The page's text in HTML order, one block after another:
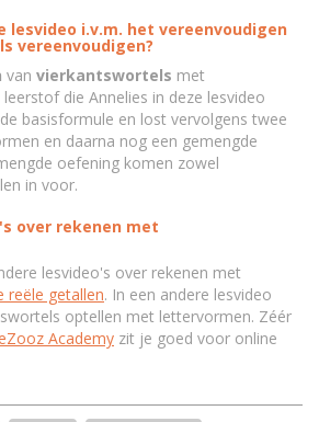
lesvideo i.v.m. het vereenvoudigen
vereenvoudigen?
van vierkantswortels met
leerstof die Annelies in deze lesvideo
basisformule en lost vervolgens twee
en daarna nog een gemengde
oefening komen zowel
in voor.
over rekenen met
lesvideo's over rekenen met
reële getallen. In een andere lesvideo
optellen met lettervormen. Zéér
Academy zit je goed voor online